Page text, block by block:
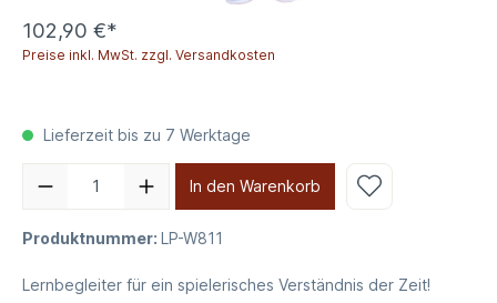
102,90 €*
Preise inkl. MwSt. zzgl. Versandkosten
Lieferzeit bis zu 7 Werktage
In den Warenkorb
Produktnummer: LP-W811
Lernbegleiter für ein spielerisches Verständnis der Zeit!